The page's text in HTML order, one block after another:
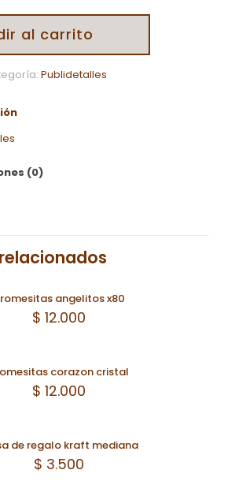
al carrito
Publidetalles
(0)
angelitos x80
$ 12.000
corazon cristal
$ 12.000
de regalo kraft mediana
$ 3.500